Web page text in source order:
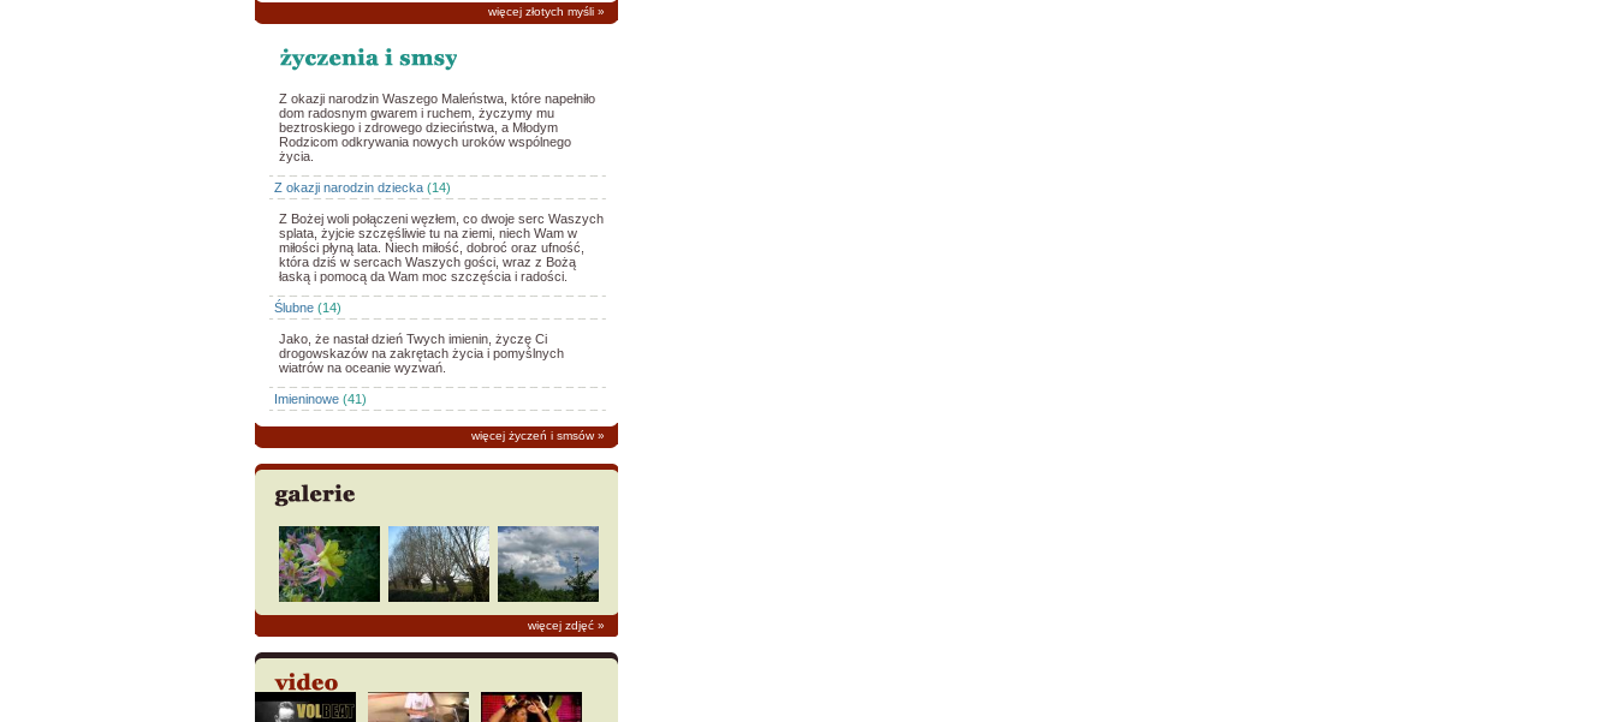
więcej złotych myśli»
Z okazji narodzin Waszego Maleństwa, które napełniło
dom radosnym gwarem i ruchem, życzymy mu
beztroskiego i zdrowego dzieciństwa, a Młodym
Rodzicom odkrywania nowych uroków wspólnego
życia.
Z okazji narodzin dziecka(14)
Z Bożej woli połączeni węzłem, co dwoje serc Waszych
splata, żyjcie szczęśliwie tu na ziemi, niech Wam w
miłości płyną lata. Niech miłość, dobroć oraz ufność,
która dziś w sercach Waszych gości, wraz z Bożą
łaską i pomocą da Wam moc szczęścia i radości.
Ślubne(14)
Jako, że nastał dzień Twych imienin, życzę Ci
drogowskazów na zakrętach życia i pomyślnych
wiatrów na oceanie wyzwań.
Imieninowe(41)
więcej życzeń i smsów»
więcej zdjęć»